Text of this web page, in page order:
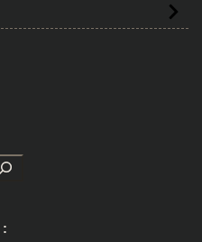
: